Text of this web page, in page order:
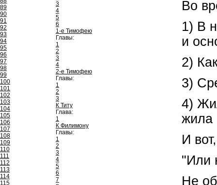
89
90
91
92
93
94
95
96
97
98
99
100
101
102
103
104
105
106
107
108
109
110
111
112
113
114
115
3
4
5
6
1-е Тимофею
Главы:
1
2
3
4
2-е Тимофею
Главы:
1
2
3
К Титу
Глава:
1
К Филимону
Главы:
1
2
3
4
5
6
7
Во
1) В
и
2)
3)
4)
жила
И
"Или
Не